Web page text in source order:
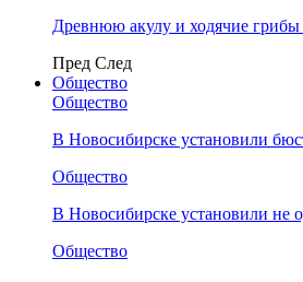
Древнюю акулу и ходячие
Пред След
Общество
Общество
В Новосибирске установили
Общество
В Новосибирске установили не
Общество